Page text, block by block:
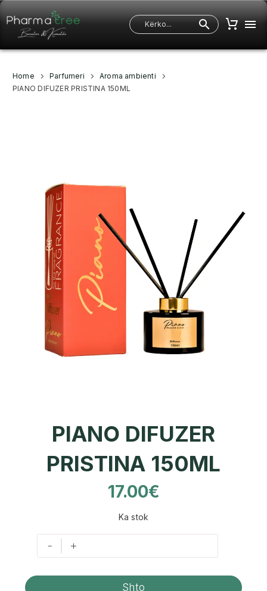
Home Parfumeri
Aroma ambienti
PIANO DIFUZER PRISTINA 150ML
PIANO DIFUZER
PRISTINA 150ML
17.00€
Ka stok
- +
Shto